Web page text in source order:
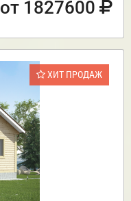
от 1827600
ХИТ ПРОДАЖ